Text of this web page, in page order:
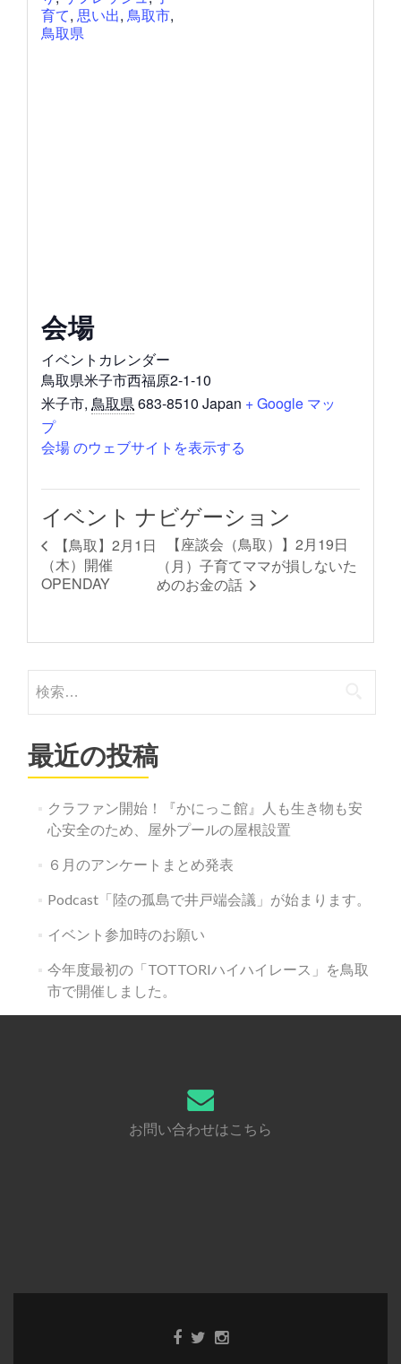
育て, 思い出, 鳥取市,
鳥取県
会場
イベントカレンダー
鳥取県米子市西福原2-1-10
米子市, 鳥取県683-8510 Japan + Google マッ
プ
会場 のウェブサイトを表示する
イベント ナビゲーション
【鳥取】2月1日
（木）開催
OPENDAY
【座談会（鳥取）】2月19日
（月）子育てママが損しないた
めのお金の話
索:
最近の投稿
クラファン開始！『かにっこ館』人も生き物も安
心安全のため、屋外プールの屋根設置
６月のアンケートまとめ発表
Podcast「陸の孤島で井戸端会議」が始まります。
イベント参加時のお願い
今年度最初の「TOTTORIハイハイレース」を鳥取
市で開催しました。
お問い合わせはこちら